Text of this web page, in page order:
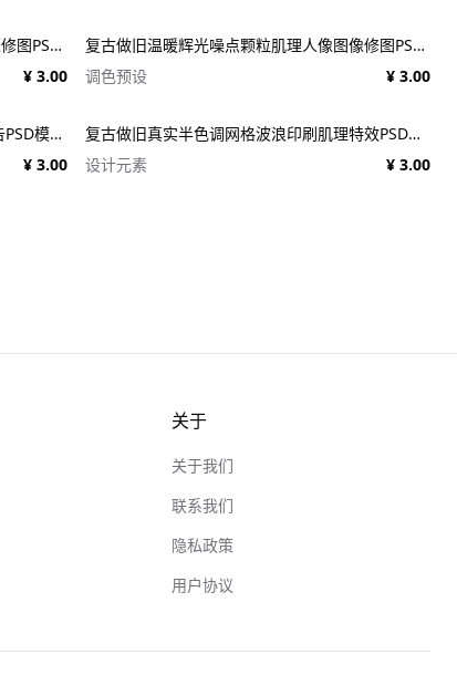
潮流扭曲淹没水下气泡叠加效果照片人像修图PS特效滤镜插件样机 Deluge Underwater Photo Effect
¥ 3.00
复古做旧温暖辉光噪点颗粒肌理人像图像修图PS特效滤镜插件样机模板+LUT调色预设 EFCO LOOKS: VERSION 1.0
调色预设
¥ 3.00
17个复古90年代风格复古新闻纸纹理广告PSD模板 1950s Style Retro Ad Templates
¥ 3.00
复古做旧真实半色调网格波浪印刷肌理特效PSD设计图片照片处理特效生成器 Goblin Printer - Halftone Effects
设计元素
¥ 3.00
关于
关于我们
联系我们
隐私政策
用户协议